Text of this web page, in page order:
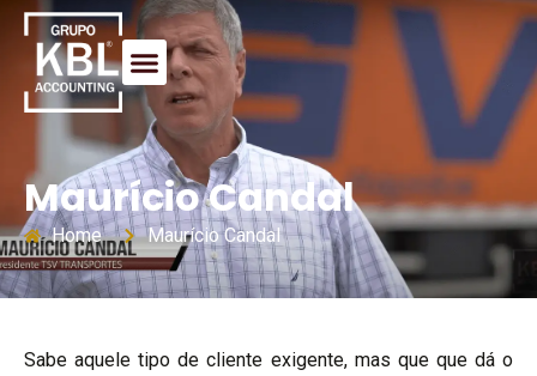
Maurício Candal
Home Maurício Candal
Sabe aquele tipo de cliente exigente, mas que que dá o